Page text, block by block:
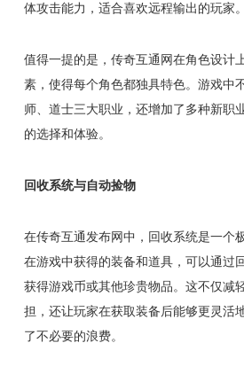
体攻击能力，适合喜欢远程输出的玩家。
值得一提的是，传奇互通网在角色设计
素，使得每个角色都独具特色。游戏中
师、道士三大职业，还增加了多种新职
的选择和体验。
回收系统与自动捡物
在传奇互通发布网中，回收系统是一个
在游戏中获得的装备和道具，可以通过
获得游戏币或其他珍贵物品。这不仅减
担，还让玩家在获取装备后能够更灵活
了不必要的浪费。